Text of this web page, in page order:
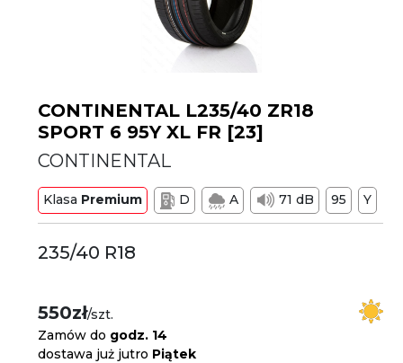
CONTINENTAL L235/40 ZR18
SPORT 6 95Y XL FR [23]
CONTINENTAL
Klasa Premium D A 71 dB 95 Y
235/40 R18
550zł/szt.
Zamów do godz. 14
dostawa już jutro Piątek